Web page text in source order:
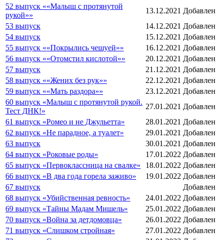
52 выпуск ««Малыш с протянутой
рукой»»
13.12.2021 Добавлен
53 выпуск
14.12.2021 Добавлен
54 выпуск
15.12.2021 Добавлен
55 выпуск ««Покрылись чешуей»»
16.12.2021 Добавлен
56 выпуск ««Отомстил кислотой»»
20.12.2021 Добавлен
57 выпуск
21.12.2021 Добавлен
58 выпуск ««Жених без рук»»
22.12.2021 Добавлен
59 выпуск ««Мать раздора»»
23.12.2021 Добавлен
60 выпуск «Малыш с протянутой рукой.
Тест ДНК!»
27.01.2021 Добавлен
61 выпуск «Ромео и не Джульетта»
28.01.2021 Добавлен
62 выпуск «Не парадное, а туалет»
29.01.2021 Добавлен
63 выпуск
30.01.2021 Добавлен
64 выпуск «Роковые роды»
17.01.2022 Добавлен
65 выпуск «Первоклассница на свалке»
18.01.2022 Добавлен
66 выпуск «В два года горела заживо»
19.01.2022 Добавлен
67 выпуск
Добавлен
68 выпуск «Убийственная ревность»
24.01.2022 Добавлен
69 выпуск «Тайны Мадам Мишель»
25.01.2022 Добавлен
70 выпуск «Война за детдомовца»
26.01.2022 Добавлен
71 выпуск «Слишком стройная»
27.01.2022 Добавлен